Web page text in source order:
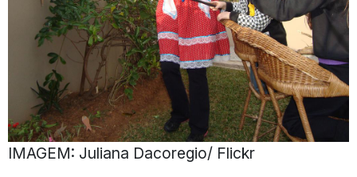
IMAGEM: Juliana Dacoregio/ Flickr